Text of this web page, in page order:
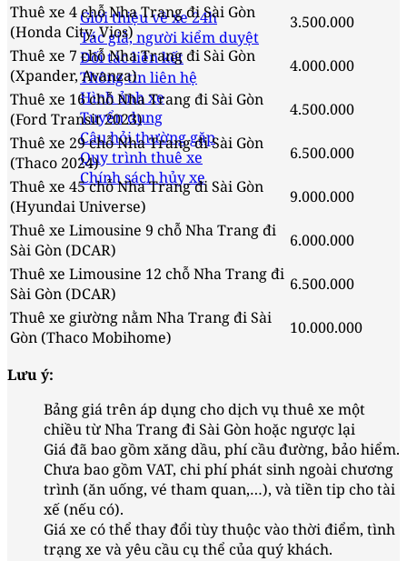
Giới thiệu về xe 24h
Tác giả, người kiểm duyệt
Đối tác liên kết
Thông tin liên hệ
Hình ảnh xe
Tuyển dụng
Câu hỏi thường gặp
Quy trình thuê xe
Chính sách hủy xe
Thuê xe 4 chỗ Nha Trang đi Sài Gòn
(Honda City, Vios)
3.500.000
Thuê xe 7 chỗ Nha Trang đi Sài Gòn
(Xpander, Avanza)
4.000.000
Thuê xe 16 chỗ Nha Trang đi Sài Gòn
(Ford Transit 2023)
4.500.000
Thuê xe 29 chỗ Nha Trang đi Sài Gòn
(Thaco 2024)
6.500.000
Thuê xe 45 chỗ Nha Trang đi Sài Gòn
(Hyundai Universe)
9.000.000
Thuê xe Limousine 9 chỗ Nha Trang đi
Sài Gòn (DCAR)
6.000.000
Thuê xe Limousine 12 chỗ Nha Trang đi
Sài Gòn (DCAR)
6.500.000
Thuê xe giường nằm Nha Trang đi Sài
Gòn (Thaco Mobihome)
10.000.000
Lưu ý:
Bảng giá trên áp dụng cho dịch vụ thuê xe một
chiều từ Nha Trang đi Sài Gòn hoặc ngược lại
Giá đã bao gồm xăng dầu, phí cầu đường, bảo hiểm.
Chưa bao gồm VAT, chi phí phát sinh ngoài chương
trình (ăn uống, vé tham quan,…), và tiền tip cho tài
xế (nếu có).
Giá xe có thể thay đổi tùy thuộc vào thời điểm, tình
trạng xe và yêu cầu cụ thể của quý khách.